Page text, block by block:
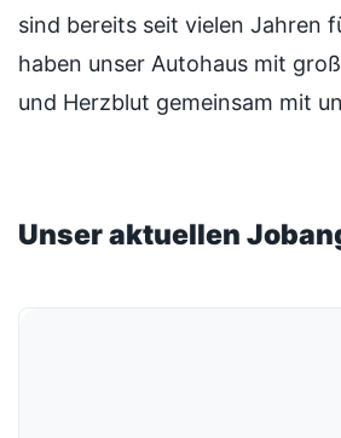
sind bereits seit vielen Jahren
haben unser Autohaus mit
und Herzblut gemeinsam mit
Unser aktuellen